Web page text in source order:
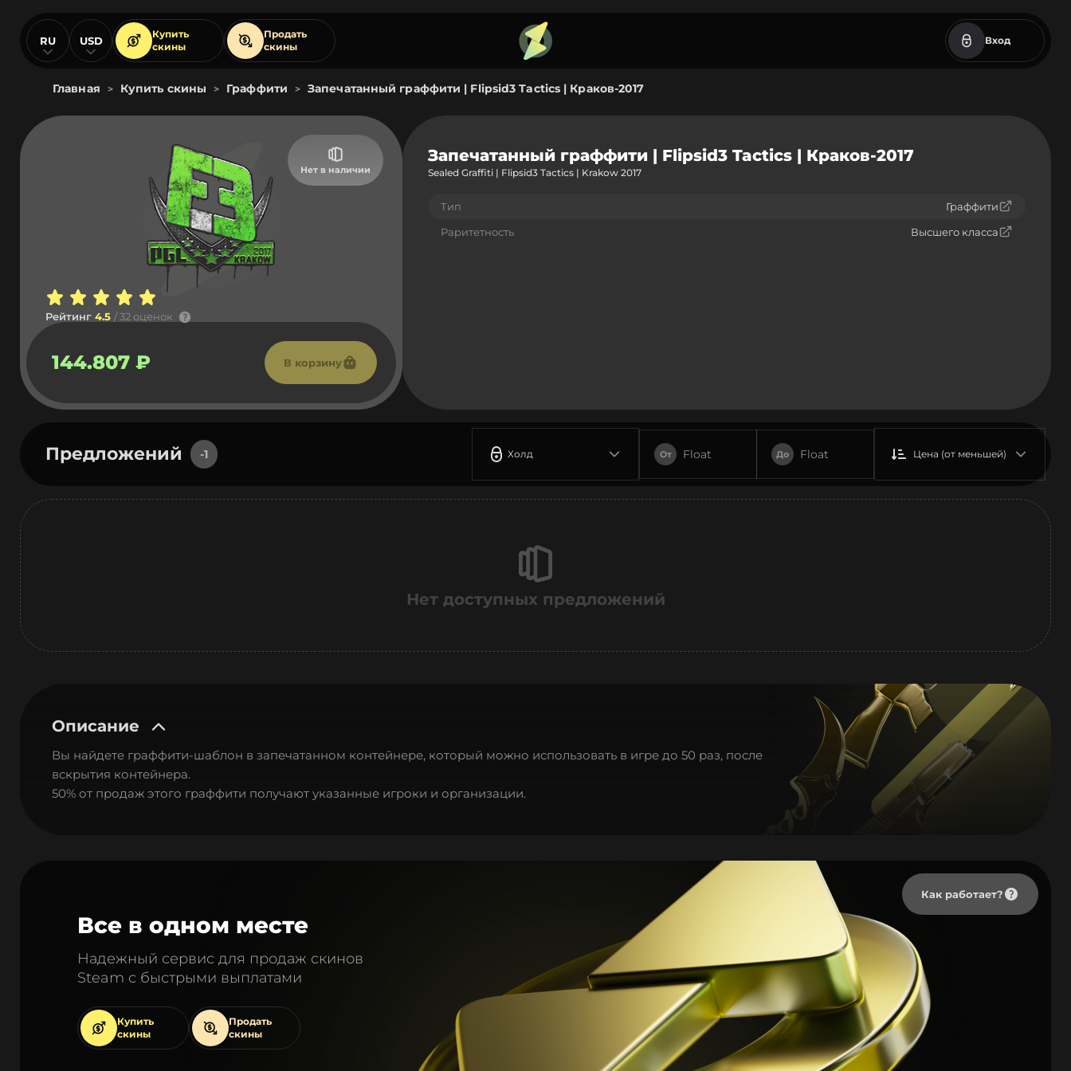
RU USD
Купить
скины
Продать
скины
Вход
Главная > Купить скины > Граффити > Запечатанный граффити | Flipsid3 Tactics | Краков-2017
Нет в наличии
Рейтинг 4.5 / 32 оценок
144.807 ₽ В корзину
Запечатанный граффити | Flipsid3 Tactics | Краков-2017
Sealed Graffiti | Flipsid3 Tactics | Krakow 2017
Тип
Граффити
Раритетность
Высшего класса
Предложений -1 Холд От Float До Float Цена (от меньшей)
Нет доступных предложений
Описание
Вы найдете граффити-шаблон в запечатанном контейнере, который можно использовать в игре до 50 раз, после
вскрытия контейнера.
50% от продаж этого граффити получают указанные игроки и организации.
Все в одном месте
Надежный сервис для продаж скинов
Steam с быстрыми выплатами
Купить
скины
Продать
скины
Как работает?